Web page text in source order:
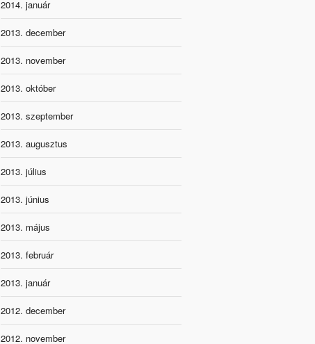
2014. január
2013. december
2013. november
2013. október
2013. szeptember
2013. augusztus
2013. július
2013. június
2013. május
2013. február
2013. január
2012. december
2012. november